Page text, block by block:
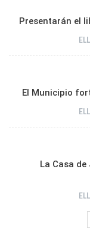
Presentarán el
El Municipio
La Casa